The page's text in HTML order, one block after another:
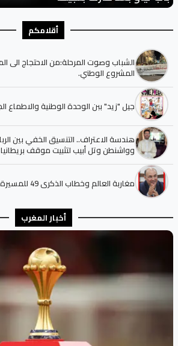
أقلامكم
الشباب وصوت المرحلة:من الاحتجاج الى
المشروع الوطني.
جيل "زيد" ببن الوحدة الوطنية والاطماع
هندسة الاعتراف.. التنسيق الخفي بين
وواشنطن وتل أبيب لتثبيت موقف
مغاربة العالم وخطاب الذكرى 49 للمسيرة الخضراء
أخبار المغرب